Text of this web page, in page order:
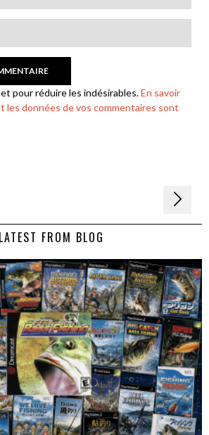
pour réduire les indésirables.En savoir
les données de vos commentaires sont
LATEST FROM BLOG